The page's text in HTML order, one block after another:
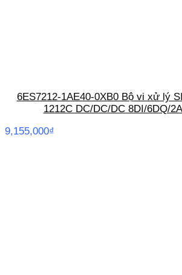
6ES7212-1AE40-0XB0 Bộ vi xử lý
1212C DC/DC/DC 8DI/6DQ/
9,155,000₫